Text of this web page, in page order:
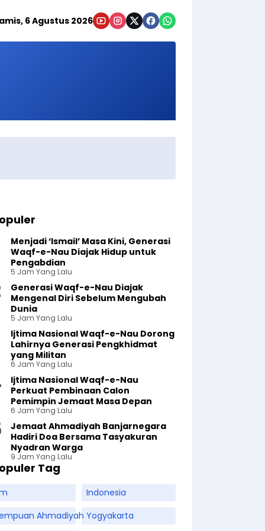
6 Agustus 2026
Menjadi ‘Ismail’ Masa Kini, Generasi
Waqf-e-Nau Diajak Hidup untuk
Pengabdian
5 Jam Yang Lalu
Generasi Waqf-e-Nau Diajak
Mengenal Diri Sebelum Mengubah
Dunia
5 Jam Yang Lalu
Ijtima Nasional Waqf-e-Nau Dorong
Lahirnya Generasi Pengkhidmat
yang Militan
6 Jam Yang Lalu
Ijtima Nasional Waqf-e-Nau
Perkuat Pembinaan Calon
Pemimpin Jemaat Masa Depan
6 Jam Yang Lalu
Jemaat Ahmadiyah Banjarnegara
Hadiri Doa Bersama Tasyakuran
Nyadran Warga
9 Jam Yang Lalu
Tag
Indonesia
Ahmadiyah Yogyakarta